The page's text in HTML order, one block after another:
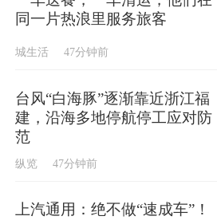
同一片热浪里服务旅客
城生活 47分钟前
台风“白海豚”逐渐靠近浙江福
建，沿海多地停航停工应对防
范
纵览 47分钟前
上汽通用：绝不做“速成车”！